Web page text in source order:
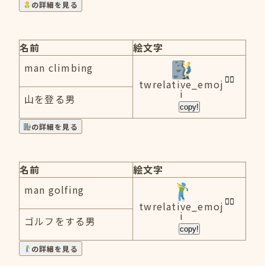
の詳細を見る
名前
絵文字
man climbing
twrelative_emoj
i
copy!
山を登る男
の詳細を見る
名前
絵文字
man golfing
twrelative_emoj
i
copy!
ゴルフをする男
の詳細を見る